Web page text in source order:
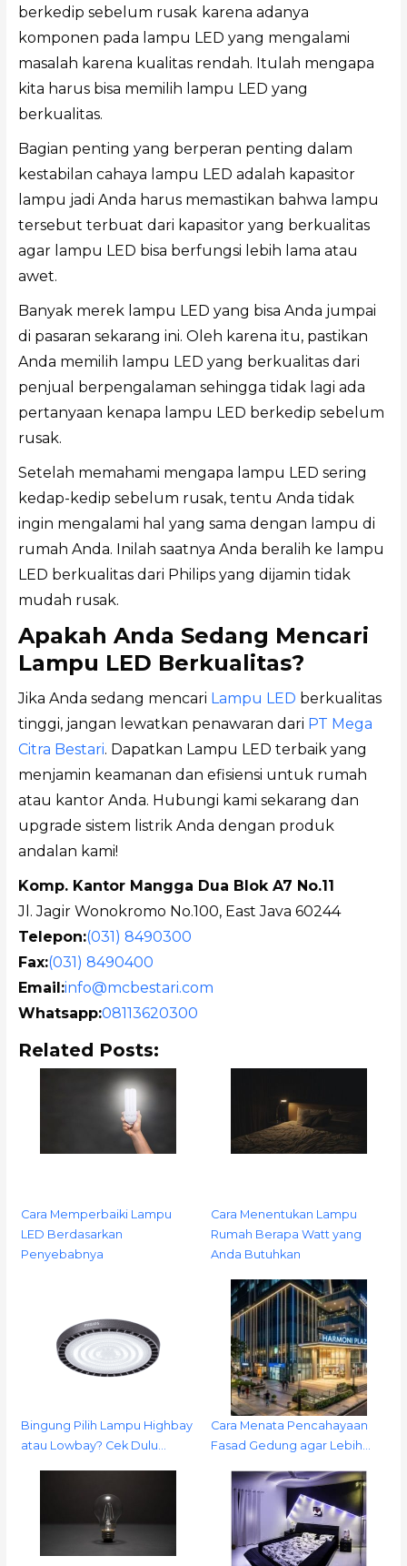
berkedip sebelum rusak karena adanya
komponen pada lampu LED yang mengalami
masalah karena kualitas rendah. Itulah mengapa
kita harus bisa memilih lampu LED yang
berkualitas.
Bagian penting yang berperan penting dalam
kestabilan cahaya lampu LED adalah kapasitor
lampu jadi Anda harus memastikan bahwa lampu
tersebut terbuat dari kapasitor yang berkualitas
agar lampu LED bisa berfungsi lebih lama atau
awet.
Banyak merek lampu LED yang bisa Anda jumpai
di pasaran sekarang ini. Oleh karena itu, pastikan
Anda memilih lampu LED yang berkualitas dari
penjual berpengalaman sehingga tidak lagi ada
pertanyaan kenapa lampu LED berkedip sebelum
rusak.
Setelah memahami mengapa lampu LED sering
kedap-kedip sebelum rusak, tentu Anda tidak
ingin mengalami hal yang sama dengan lampu di
rumah Anda. Inilah saatnya Anda beralih ke lampu
LED berkualitas dari Philips yang dijamin tidak
mudah rusak.
Apakah Anda Sedang Mencari
Lampu LED Berkualitas?
Jika Anda sedang mencari Lampu LED berkualitas
tinggi, jangan lewatkan penawaran dari PT Mega
Citra Bestari. Dapatkan Lampu LED terbaik yang
menjamin keamanan dan efisiensi untuk rumah
atau kantor Anda. Hubungi kami sekarang dan
upgrade sistem listrik Anda dengan produk
andalan kami!
Komp. Kantor Mangga Dua Blok A7 No.11
Jl. Jagir Wonokromo No.100, East Java 60244
Telepon:(031) 8490300
Fax:(031) 8490400
Email:info@mcbestari.com
Whatsapp:08113620300
Related Posts:
Cara Memperbaiki Lampu
LED Berdasarkan
Penyebabnya
Cara Menentukan Lampu
Rumah Berapa Watt yang
Anda Butuhkan
Bingung Pilih Lampu Highbay
atau Lowbay? Cek Dulu…
Cara Menata Pencahayaan
Fasad Gedung agar Lebih…